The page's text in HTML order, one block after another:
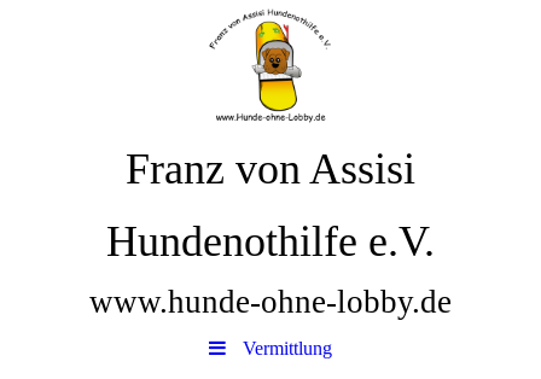
Franz von Assisi
Hundenothilfe e.V.
www.hunde-ohne-lobby.de
Vermittlung